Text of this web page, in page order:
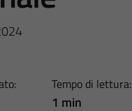
Tempo di lettura:
1 min